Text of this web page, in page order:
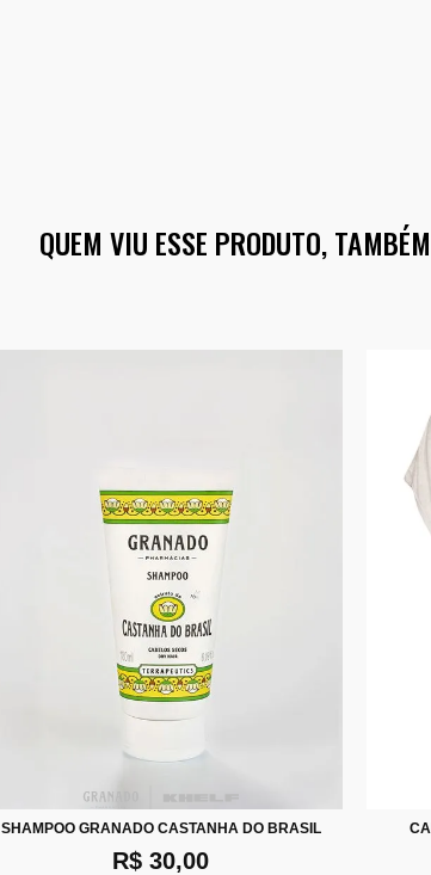
QUEM VIU ESSE PRODUTO,
SHAMPOO GRANADO CASTANHA DO BRASIL
R$ 30,00